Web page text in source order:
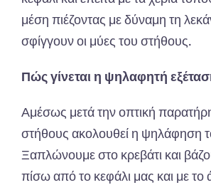
μέση πιέζοντας με δύναμη τη
σφίγγουν οι μύες του στήθους.
Πώς γίνεται η ψηλαφητή
Αμέσως μετά την οπτική
στήθους ακολουθεί η ψηλάφηση
Ξαπλώνουμε στο κρεβάτι και
πίσω από το κεφάλι μας και με το